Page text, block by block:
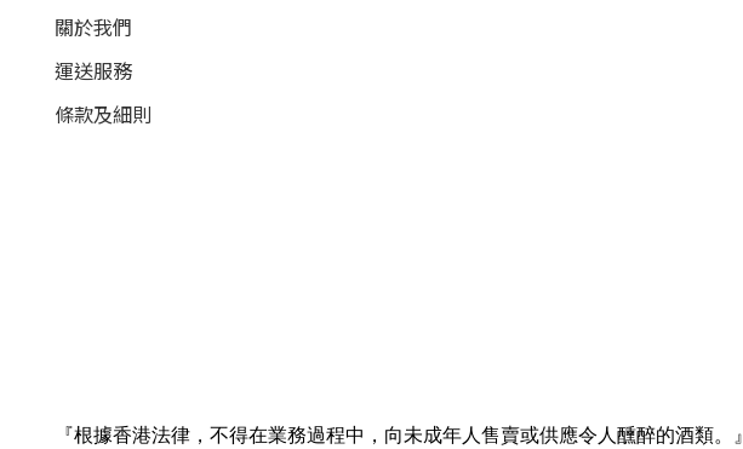
關於我們
運送服務
條款及細則
『根據香港法律，不得在業務過程中，向未成年人售賣或供應令人醺醉的酒類。』